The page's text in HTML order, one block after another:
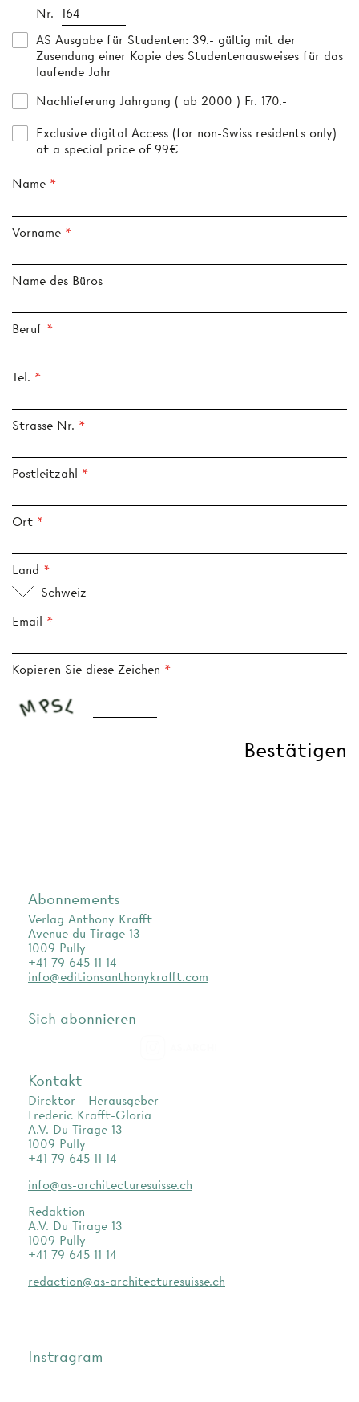
Nr.
AS Ausgabe für Studenten: 39.- gültig mit der
Zusendung einer Kopie des Studentenausweises für das
laufende Jahr
Nachlieferung Jahrgang ( ab 2000 ) Fr. 170.-
Exclusive digital Access (for non-Swiss residents only)
at a special price of 99€
Name
Vorname
Name des Büros
Beruf
Tel.
Strasse Nr.
Postleitzahl
Ort
Land
Schweiz
Email
Kopieren Sie diese Zeichen
Abonnements
Verlag Anthony Krafft
Avenue du Tirage 13
1009 Pully
+41 79 645 11 14
info@editionsanthonykrafft.com
Sich abonnieren
Kontakt
Direktor - Herausgeber
Frederic Krafft-Gloria
A.V. Du Tirage 13
1009 Pully
+41 79 645 11 14
info@as-architecturesuisse.ch
Redaktion
A.V. Du Tirage 13
1009 Pully
+41 79 645 11 14
redaction@as-architecturesuisse.ch
Instragram